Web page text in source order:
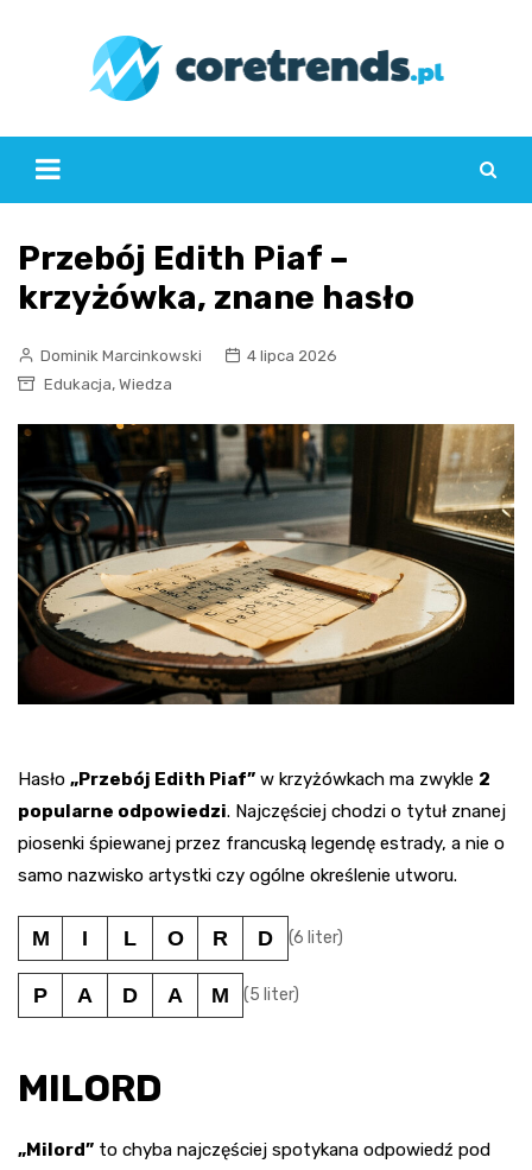
Przebój Edith Piaf –
krzyżówka, znane hasło
Dominik Marcinkowski
4 lipca 2026
Edukacja, Wiedza
Hasło „Przebój Edith Piaf” w krzyżówkach ma zwykle 2
popularne odpowiedzi. Najczęściej chodzi o tytuł znanej
piosenki śpiewanej przez francuską legendę estrady, a nie o
samo nazwisko artystki czy ogólne określenie utworu.
M I L O R D (6 liter)
P A D A M (5 liter)
MILORD
„Milord” to chyba najczęściej spotykana odpowiedź pod